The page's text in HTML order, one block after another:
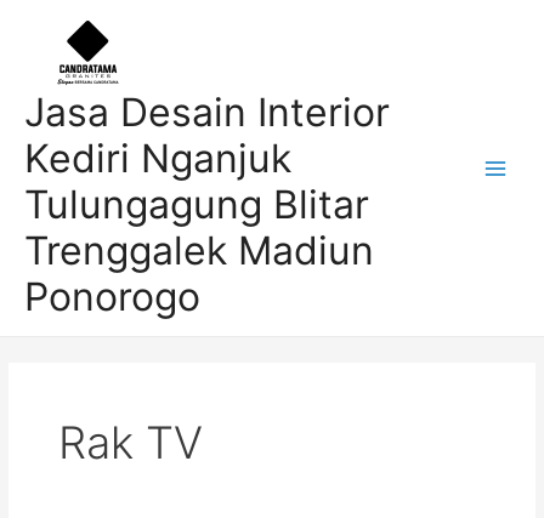
Jasa Desain Interior
Kediri Nganjuk
Tulungagung Blitar
Trenggalek Madiun
Ponorogo
Rak TV
pagination